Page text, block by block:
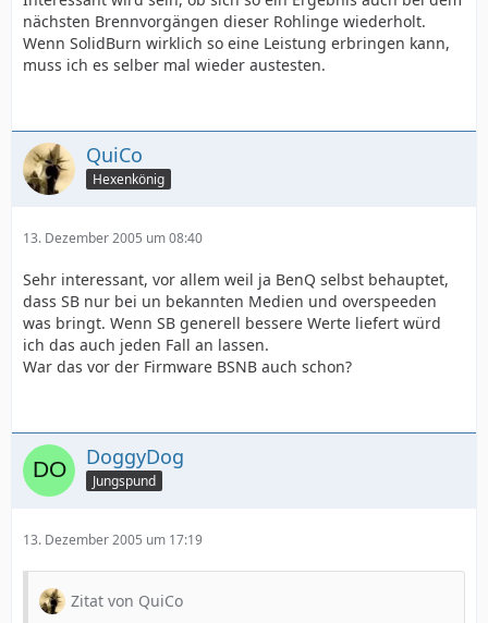
nächsten Brennvorgängen dieser Rohlinge wiederholt.
Wenn SolidBurn wirklich so eine Leistung erbringen kann,
muss ich es selber mal wieder austesten.
QuiCo
Hexenkönig
13. Dezember 2005 um 08:40
Sehr interessant, vor allem weil ja BenQ selbst behauptet,
dass SB nur bei un bekannten Medien und overspeeden
was bringt. Wenn SB generell bessere Werte liefert würd
ich das auch jeden Fall an lassen.
War das vor der Firmware BSNB auch schon?
DoggyDog
Jungspund
13. Dezember 2005 um 17:19
Zitat von QuiCo